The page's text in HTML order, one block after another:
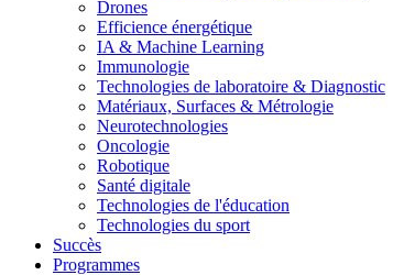
Drones
Efficience énergétique
IA & Machine Learning
Immunologie
Technologies de laboratoire & Diagnostic
Matériaux, Surfaces & Métrologie
Neurotechnologies
Oncologie
Robotique
Santé digitale
Technologies de l'éducation
Technologies du sport
Succès
Programmes